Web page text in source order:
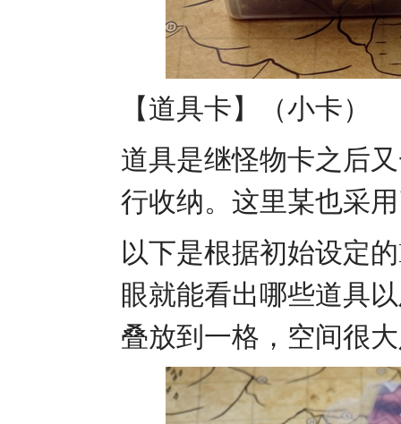
【道具卡】（小卡）
道具是继怪物卡之后
行收纳。这里某也采
以下是根据初始设定
眼就能看出哪些道具
叠放到一格，空间很